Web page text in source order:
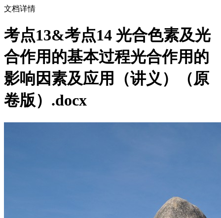
文档详情
考点13&考点14 光合色素及光
合作用的基本过程光合作用的
影响因素及应用（讲义）（原
卷版）.docx